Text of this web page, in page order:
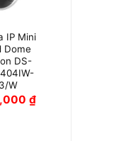
IP Mini
Dome
DS-
W
₫